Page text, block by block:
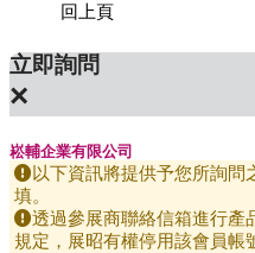
回上頁
立即詢問
×
崧輔企業有限公司
以下資訊將提供予您所詢問
填。
透過參展商聯絡信箱進行產
規定，展昭有權停用該會員帳